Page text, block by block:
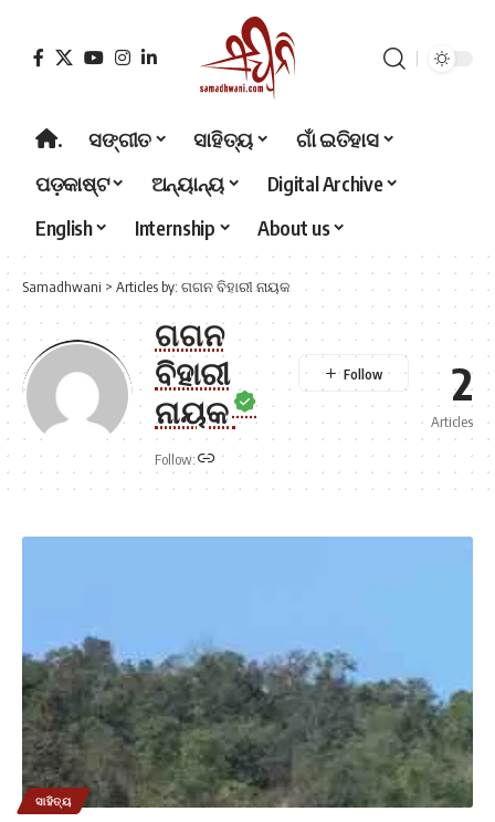
. ସଙ୍ଗୀତ ସାହିତ୍ୟ
ଗାଁ ଇତିହାସ
ପଡ଼କାଷ୍ଟ
ଅନ୍ୟାନ୍ୟ
Digital Archive
English
Internship About us
Samadhwani > Articles by: ଗଗନ ବିହାରୀ ନାୟକ
ଗଗନ
ବିହାରୀ
ନାୟକ
Follow:
2
Articles
ସାହିତ୍ୟ